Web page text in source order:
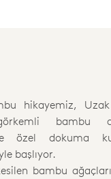
hikayemiz,
bambu
özel dokuma
başlıyor.
bambu